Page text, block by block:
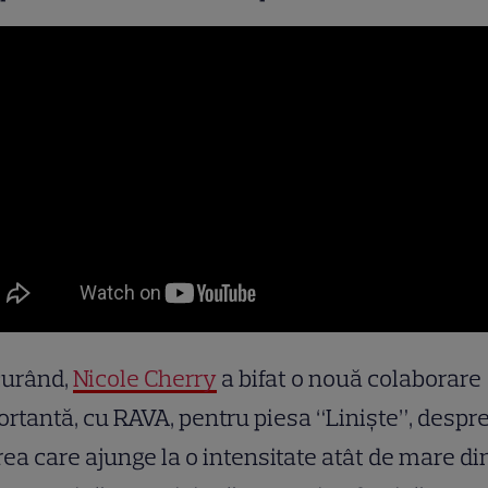
Nicole Cherrya bifat o nouă colaborare
cu RAVA, pentru piesa “Liniște”,
care ajunge la o intensitate atât de mare